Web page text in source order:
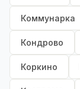
Коммунарка
Кондрово
Коркино